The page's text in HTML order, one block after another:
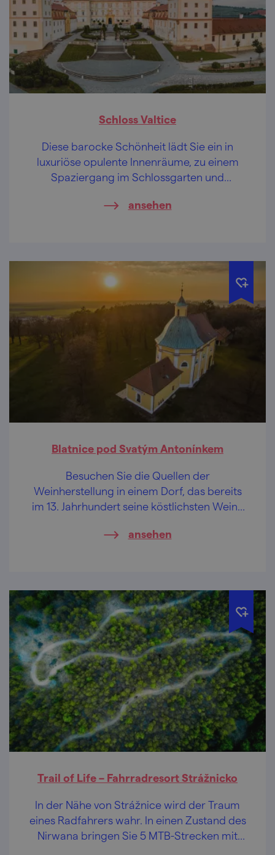
Schloss Valtice
Diese barocke Schönheit lädt Sie ein in
luxuriöse opulente Innenräume, zu einem
Spaziergang im Schlossgarten und
Weinverkostung.
ansehen
Blatnice pod Svatým Antonínkem
Besuchen Sie die Quellen der
Weinherstellung in einem Dorf, das bereits
im 13. Jahrhundert seine köstlichsten Weine
Geschmacksnerven ab!
ansehen
Trail of Life – Fahrradresort Strážnicko
In der Nähe von Strážnice wird der Traum
eines Radfahrers wahr. In einen Zustand des
Nirwana bringen Sie 5 MTB-Strecken mit